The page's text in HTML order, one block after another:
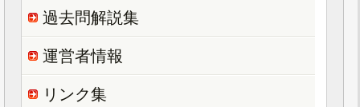
過去問解説集
運営者情報
リンク集